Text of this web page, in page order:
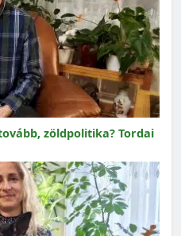
zöldpolitika? Tordai